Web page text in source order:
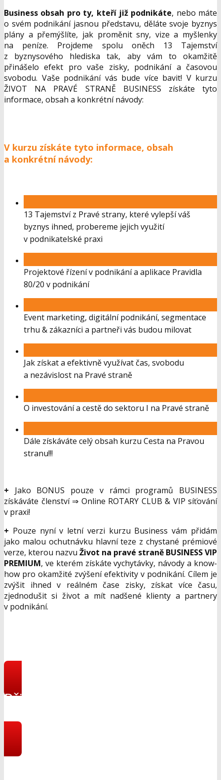
Business obsah pro ty, kteří již podnikáte, nebo máte
o svém podnikání jasnou představu, děláte svoje byznys
plány a přemýšlíte, jak proměnit sny, vize a myšlenky
na peníze. Projdeme spolu oněch 13 Tajemství
z byznysového hlediska tak, aby vám to okamžitě
přinášelo efekt pro vaše zisky, podnikání a časovou
svobodu. Vaše podnikání vás bude více bavit! V kurzu
ŽIVOT NA PRAVÉ STRANĚ BUSINESS získáte tyto
informace, obsah a konkrétní návody:
V kurzu získáte tyto informace, obsah
a konkrétní návody:
13 Tajemství z Pravé strany, které vylepší váš
byznys ihned, probereme jejich využití
v podnikatelské praxi
Projektové řízení v podnikání a aplikace Pravidla
80/20 v podnikání
Event marketing, digitální podnikání, segmentace
trhu & zákazníci a partneři vás budou milovat
Jak získat a efektivně využívat čas, svobodu
a nezávislost na Pravé straně
O investování a cestě do sektoru I na Pravé straně
Dále získáváte celý obsah kurzu Cesta na Pravou
stranu!!!
+ Jako BONUS pouze v rámci programů BUSINESS
získáváte členství ⇒ Online ROTARY CLUB & VIP síťování
v praxi!
+ Pouze nyní v letní verzi kurzu Business vám přidám
jako malou ochutnávku hlavní teze z chystané prémiové
verze, kterou nazvu Život na pravé straně BUSINESS VIP
PREMIUM, ve kterém získáte vychytávky, návody a know-
how pro okamžité zvýšení efektivity v podnikání. Cílem je
zvýšit ihned v reálném čase zisky, získat více času,
zjednodušit si život a mít nadšené klienty a partnery
v podnikání.
Přihlásit se do online
programu